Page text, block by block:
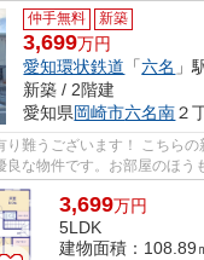
仲手無料 新築
3,699万円
愛知環状鉄道 「六名 」
新築 / 2階建
愛知県岡崎市六名南２
り難うございます！ こちら
な物件です。お部屋のほう
にお問合せ下...
3,699万円
5LDK
建物面積：108.89